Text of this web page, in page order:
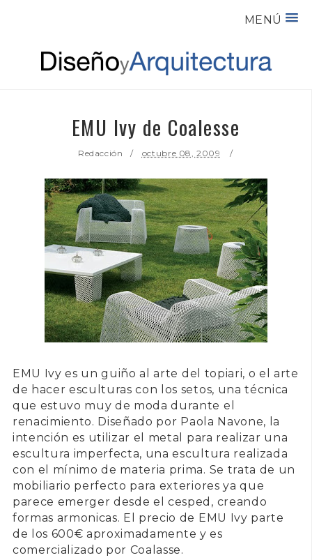
MENÚ
EMU Ivy de Coalesse
Redacción octubre 08, 2009
EMU Ivy es un guiño al arte del topiari, o el arte
de hacer esculturas con los setos, una técnica
que estuvo muy de moda durante el
renacimiento. Diseñado por Paola Navone, la
intención es utilizar el metal para realizar una
escultura imperfecta, una escultura realizada
con el mínimo de materia prima. Se trata de un
mobiliario perfecto para exteriores ya que
parece emerger desde el cesped, creando
formas armonicas. El precio de EMU Ivy parte
de los 600€ aproximadamente y es
comercializado por Coalasse.